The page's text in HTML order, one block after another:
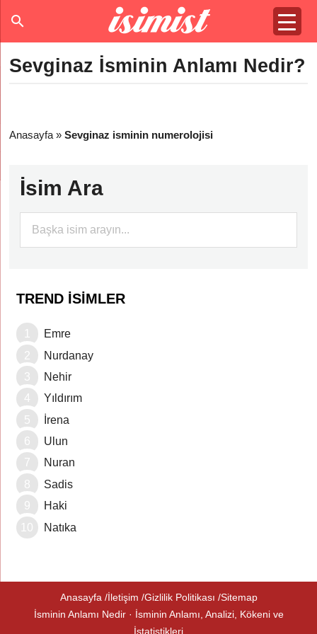
Sevginaz İsminin Anlamı Nedir?
Anasayfa »Sevginaz isminin numerolojisi
İsim Ara
TREND İSIMLER
Emre
Nurdanay
Nehir
Yıldırım
İrena
Ulun
Nuran
Sadis
Haki
Natıka
Anasayfa İletişim Gizlilik Politikası Sitemap
İsminin Anlamı Nedir · İsminin Anlamı, Analizi, Kökeni ve
İstatistikleri